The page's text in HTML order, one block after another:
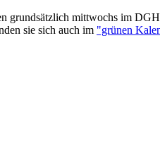
grundsätzlich mittwochs im
sie sich auch im "grünen